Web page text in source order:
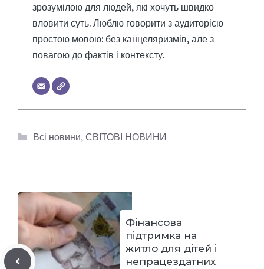
зрозумілою для людей, які хочуть швидко
вловити суть. Люблю говорити з аудиторією
простою мовою: без канцеляризмів, але з
повагою до фактів і контексту.
Категорії
Всі новини, СВІТОВІ НОВИНИ
Фінансова
підтримка на
житло для дітей і
непрацездатних